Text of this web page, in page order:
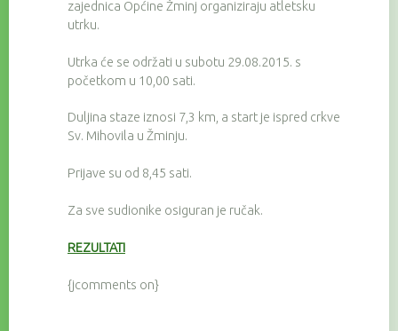
zajednica Općine Žminj organiziraju atletsku
utrku.
Utrka će se održati u subotu 29.08.2015. s
početkom u 10,00 sati.
Duljina staze iznosi 7,3 km, a start je ispred crkve
Sv. Mihovila u Žminju.
Prijave su od 8,45 sati.
Za sve sudionike osiguran je ručak.
REZULTATI
{jcomments on}